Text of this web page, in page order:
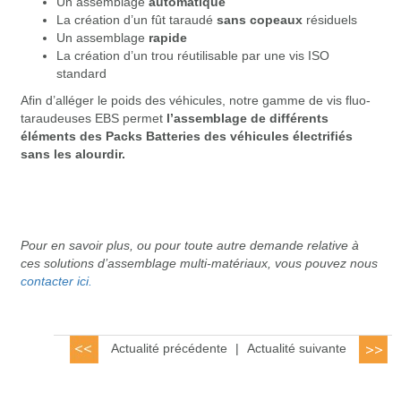
La création d’un fût taraudé sans copeaux résiduels
Un assemblage rapide
La création d’un trou réutilisable par une vis ISO
standard
Afin d’alléger le poids des véhicules, notre gamme de vis fluo-
taraudeuses EBS permet l’assemblage de différents
éléments des Packs Batteries des véhicules électrifiés
sans les alourdir.
Pour en savoir plus, ou pour toute autre demande relative à
ces solutions d’assemblage multi-matériaux, vous pouvez nous
contacter ici.
Actualité précédente | Actualité suivante